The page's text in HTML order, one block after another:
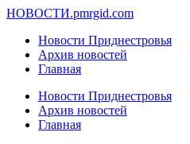
НОВОСТИ.pmrgid.com
Новости Приднестровья
Архив новостей
Главная
Новости Приднестровья
Архив новостей
Главная